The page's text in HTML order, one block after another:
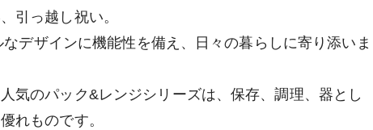
引っ越し祝い。
デザインに機能性を備え、日々の暮らしに寄り添いま
気のパック&レンジシリーズは、保存、調理、器とし
れものです。